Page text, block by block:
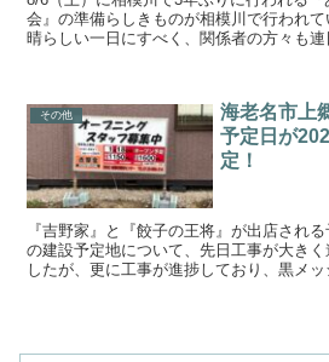
会』の準備らしきものが相模川で行われていました
晴らしい一日にすべく、関係者の方々も
その他
海老名市上
予定日が
定！
『吉野家』と『餃子の王将』が出店され
の建設予定地について、先日工事が大き
したが、更に工事が進捗しており、黒メッ